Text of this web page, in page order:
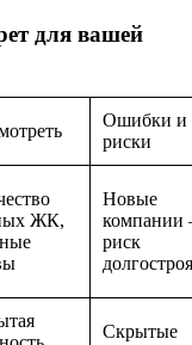
для вашей
Ошибки и
риски
ЖК,
Новые
риск
долгостроя
Скрытые